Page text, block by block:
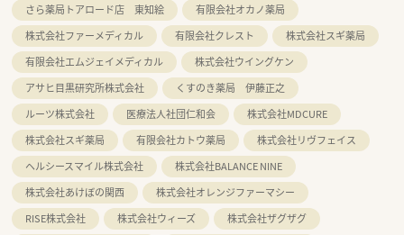
さら薬局トアロード店 東知絵
有限会社オカノ薬局
株式会社ファーメディカル
有限会社クレスト
株式会社スギ薬局
有限会社エムジェイメディカル
株式会社ウイングケン
アサヒ目黒研究所株式会社
くすのき薬局 伊藤正之
ルーツ株式会社
医療法人社団仁和会
株式会社MDCURE
株式会社スギ薬局
有限会社カトウ薬局
株式会社リヴフェイス
ヘルシースマイル株式会社
株式会社BALANCE NINE
株式会社あけぼの関西
株式会社オレンジファーマシー
RISE株式会社
株式会社ウィーズ
株式会社ザグザグ